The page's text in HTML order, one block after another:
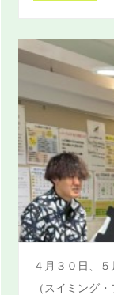
４月３０日、
（スイミング